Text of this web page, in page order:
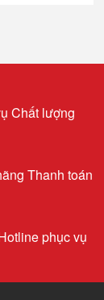
Chất lượng
Thanh toán
phục vụ